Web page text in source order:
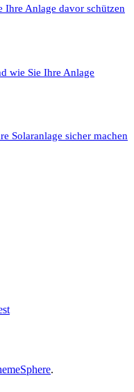
Ihre Anlage davor schützen
wie Sie Ihre Anlage
Solaranlage sicher machen
.